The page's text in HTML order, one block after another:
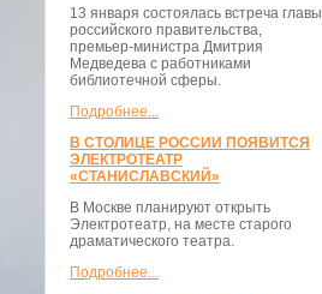
13 января состоялась встреча главы
российского правительства,
премьер-министра Дмитрия
Медведева с работниками
библиотечной сферы.
Подробнее...
В СТОЛИЦЕ РОССИИ ПОЯВИТСЯ
ЭЛЕКТРОТЕАТР
«СТАНИСЛАВСКИЙ»
В Москве планируют открыть
Электротеатр, на месте старого
драматического театра.
Подробнее...